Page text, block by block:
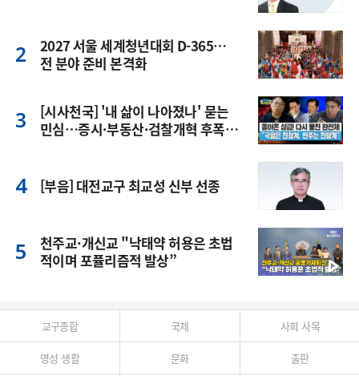
2027 서울 세계청년대회 D-365…
전 분야 준비 본격화
[시사천국] '내 삶이 나아졌나' 묻는
민심…증시·부동산·검찰개혁 후폭
[부음] 대전교구 최교성 신부 선종
천주교·개신교 "낙태약 허용은 초법
적이며 포퓰리즘적 발상”
교구종합 국제 사회 사목
영성 생활 문화 출판